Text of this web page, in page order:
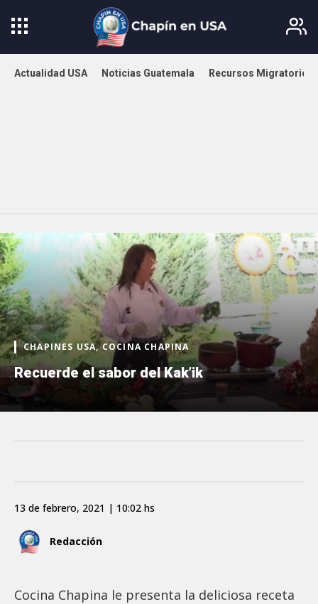
Actualidad USA Noticias Guatemala Recursos Migratorios
CHAPINES USA, COCINA CHAPINA
Recuerde el sabor del Kak’ik
Redacción
13 de febrero, 2021 | 10:02 hs
Cocina Chapina le presenta la deliciosa receta